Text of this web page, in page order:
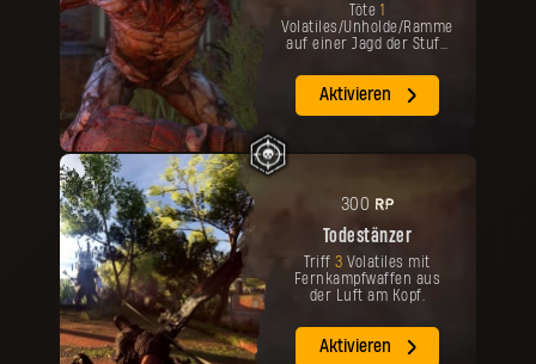
Töte 1
Volatiles/Unholde/Rammer
auf einer Jagd der Stufe
Aktivieren
300 RP
Todestänzer
Triff3 Volatiles mit
Fernkampfwaffen aus
der Luft am Kopf.
Aktivieren